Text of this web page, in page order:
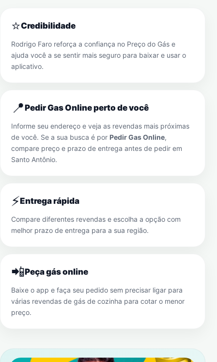
⭐Credibilidade
Rodrigo Faro reforça a confiança no Preço do Gás e
ajuda você a se sentir mais seguro para baixar e usar o
aplicativo.
📍Pedir Gas Online perto de você
Informe seu endereço e veja as revendas mais próximas
de você. Se a sua busca é por Pedir Gas Online,
compare preço e prazo de entrega antes de pedir em
Santo Antônio.
⚡Entrega rápida
Compare diferentes revendas e escolha a opção com
melhor prazo de entrega para a sua região.
📲Peça gás online
Baixe o app e faça seu pedido sem precisar ligar para
várias revendas de gás de cozinha para cotar o menor
preço.